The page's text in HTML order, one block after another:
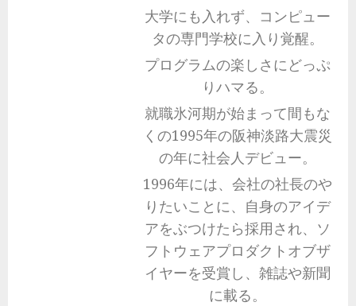
大学にも入れず、コンピュー
タの専門学校に入り覚醒。
プログラムの楽しさにどっぷ
りハマる。
就職氷河期が始まって間もな
くの1995年の阪神淡路大震災
の年に社会人デビュー。
1996年には、会社の社長のや
りたいことに、自身のアイデ
アをぶつけたら採用され、ソ
フトウェアプロダクトオブザ
イヤーを受賞し、雑誌や新聞
に載る。